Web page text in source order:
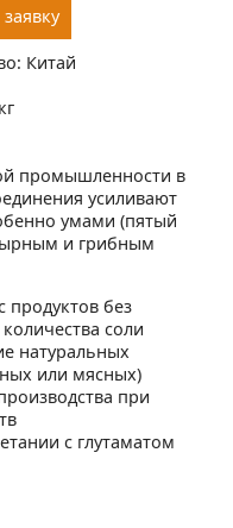
Китай
промышленности в
усиливают
умами (пятый
и грибным
продуктов без
соли
натуральных
или мясных)
при
с глутаматом